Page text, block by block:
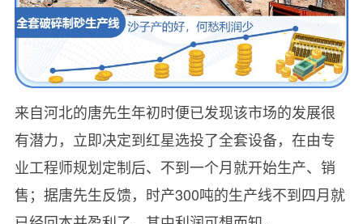
来自河北的唐先生年初时便已发现该市场的发展很
有潜力，立即决定到红星选投了全套设备，在由专
业工程师规划定制后、不到一个月就开始生产、销
售；据唐先生反馈，时产300吨的生产线不到四月就